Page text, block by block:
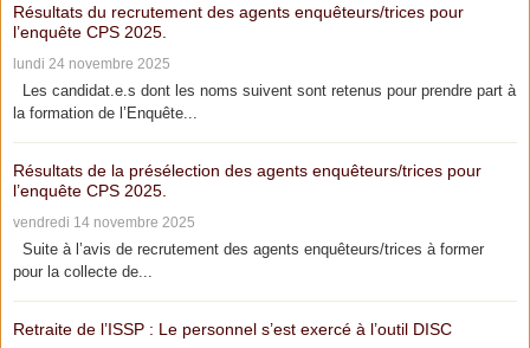
Résultats du recrutement des agents enquêteurs/trices pour
l’enquête CPS 2025.
lundi 24 novembre 2025
Les candidat.e.s dont les noms suivent sont retenus pour prendre part à
la formation de l’Enquête...
Résultats de la présélection des agents enquêteurs/trices pour
l’enquête CPS 2025.
vendredi 14 novembre 2025
Suite à l’avis de recrutement des agents enquêteurs/trices à former
pour la collecte de...
Retraite de l’ISSP : Le personnel s’est exercé à l’outil DISC